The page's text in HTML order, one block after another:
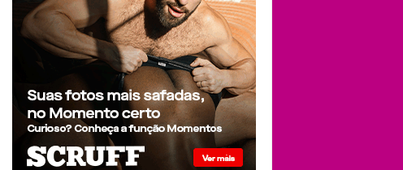
Gay de 62 anos
relembra quando,
aos 15, foi garoto de
programa por
quatro meses sem
saber: “Idiotice da
minha parte”
STF: Ministro